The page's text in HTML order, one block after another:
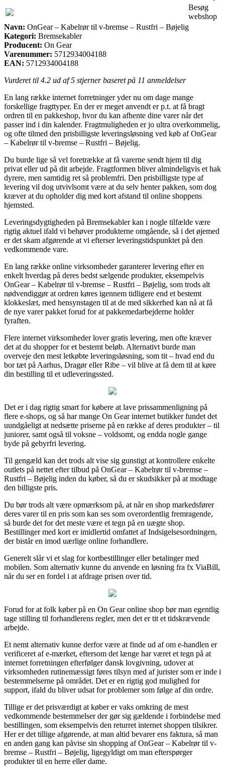
Besøg
webshop
Navn: OnGear – Kabelrør til v-bremse – Rustfri – Bøjelig
Kategori: Bremsekabler
Producent: On Gear
Varenummer: 5712934004188
EAN: 5712934004188
Vurderet til 4.2 ud af 5 stjerner baseret på 11 anmeldelser
En lang række internet forretninger yder nu om dage mange
forskellige fragttyper. En der er meget anvendt er p.t. at få bragt
ordren til en pakkeshop, hvor du kan afhente dine varer når det
passer ind i din kalender. Fragtmuligheden er jo ultra overkommelig,
og ofte tilmed den prisbilligste leveringsløsning ved køb af OnGear
– Kabelrør til v-bremse – Rustfri – Bøjelig.
Du burde lige så vel foretrække at få varerne sendt hjem til dig
privat eller ud på dit arbejde. Fragtformen bliver almindeligvis et hak
dyrere, men samtidig ret så problemfri. Den prisbilligste type af
levering vil dog utvivlsomt være at du selv henter pakken, som dog
kræver at du opholder dig med kort afstand til online shoppens
hjemsted.
Leveringsdygtigheden på Bremsekabler kan i nogle tilfælde være
rigtig aktuel ifald vi behøver produkterne omgående, så i det øjemed
er det skam afgørende at vi efterser leveringstidspunktet på den
vedkommende vare.
En lang række online virksomheder garanterer levering efter en
enkelt hverdag på deres bedst sælgende produkter, eksempelvis
OnGear – Kabelrør til v-bremse – Rustfri – Bøjelig, som trods alt
nødvendiggør at ordren køres igennem tidligere end et bestemt
klokkeslæt, med hensynstagen til at de med sikkerhed kan nå at få
de nye varer pakket forud for at pakkemedarbejderne holder
fyraften.
Flere internet virksomheder lover gratis levering, men ofte kræver
det at du shopper for et bestemt beløb. Alternativt burde man
overveje den mest letkøbte leveringsløsning, som tit – hvad end du
bor tæt på Aarhus, Dragør eller Ribe – vil blive at få dem til at køre
din bestilling til et udleveringssted.
Det er i dag rigtig smart for købere at lave prissammenligning på
flere e-shops, og så har mange On Gear internet butikker fundet det
uundgåeligt at nedsætte priserne på en række af deres produkter – til
juniorer, samt også til voksne – voldsomt, og endda nogle gange
byde på gebyrfri levering.
Til gengæld kan det trods alt vise sig gunstigt at kontrollere enkelte
outlets på nettet efter tilbud på OnGear – Kabelrør til v-bremse –
Rustfri – Bøjelig inden du køber, så du er skudsikker på at modtage
den billigste pris.
Du bør trods alt være opmærksom på, at når en shop markedsfører
deres varer til en pris som kan ses som overordentlig fremragende,
så burde det for det meste være et tegn på en uægte shop.
Bestillinger med kort er imidlertid omfattet af Indsigelsesordningen,
der bistår en imod uærlige online forhandlere.
Generelt slår vi et slag for kortbestillinger eller betalinger med
mobilen. Som alternativ kunne du anvende en løsning fra fx ViaBill,
når du ser en fordel i at afdrage prisen over tid.
Forud for at folk køber på en On Gear online shop bør man egentlig
tage stilling til forhandlerens regler, men det er tit et tidskrævende
arbejde.
Et nemt alternativ kunne derfor være at finde ud af om e-handlen er
verificeret af e-mærket, eftersom det længe har været et tegn på at
internet forretningen efterfølger dansk lovgivning, udover at
virksomheden rutinemæssigt føres tilsyn med af jurister som er inde i
bestemmelserne på området. Det er en rigtig god mulighed for
support, ifald du bliver udsat for problemer som følge af din ordre.
Tillige er det prisværdigt at køber er vaks omkring de mest
vedkommende bestemmelser der gør sig gældende i forbindelse med
bestillingen, som eksempelvis den returret internet shoppen tilsikrer.
Her er det tillige afgørende, at man altid bevarer ens faktura, så man
en anden gang kan påvise sin shopping af OnGear – Kabelrør til v-
bremse – Rustfri – Bøjelig, ligegyldigt om man efterspørger
produkter til en herre eller dame.